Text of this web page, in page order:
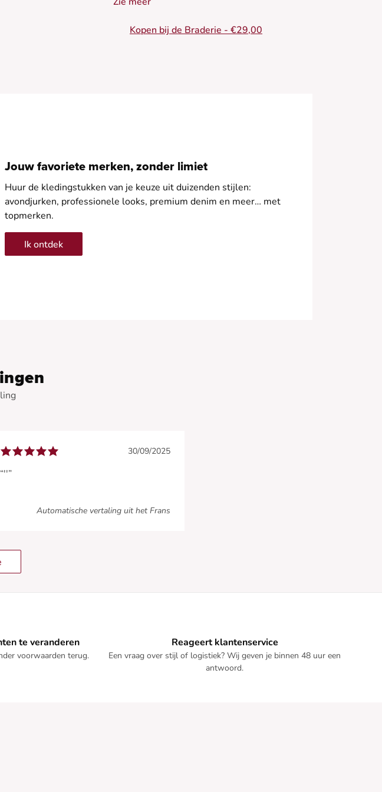
• Lange mouwen
• Strak model
Kopen bij de Braderie - €29,00
Jouw favoriete merken, zonder limiet
Huur de kledingstukken van je keuze uit duizenden stijlen:
avondjurken, professionele looks, premium denim en meer… met
topmerken.
Ik ontdek
30/09/2025
“''”
Automatische vertaling uit het Frans
te veranderen
voorwaarden terug.
Reageert klantenservice
Een vraag over stijl of logistiek? Wij geven je binnen 48 uur een
antwoord.